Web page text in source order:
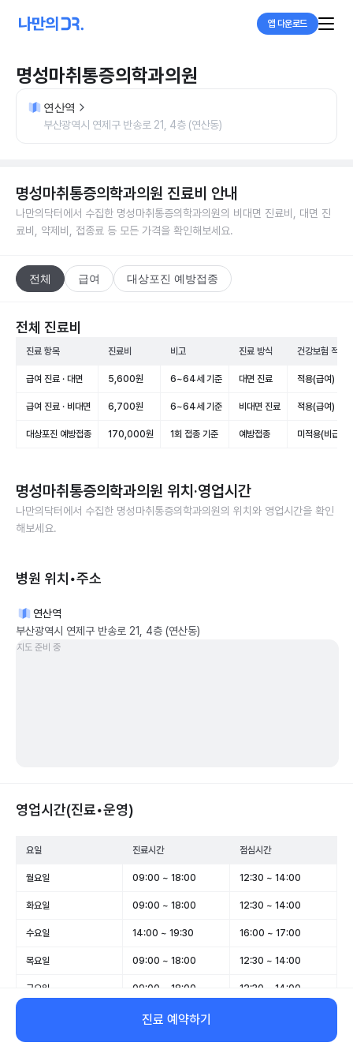
앱 다운로드
명성마취통증의학과의원
연산역
부산광역시 연제구 반송로 21, 4층 (연산동)
명성마취통증의학과의원 진료비 안내
나만의닥터에서 수집한 명성마취통증의학과의원의 비대면 진료비, 대면 진
료비, 약제비, 접종료 등 모든 가격을 확인해보세요.
전체 급여 대상포진 예방접종
전체 진료비
진료 항목 진료비 비고 진료 방식 건강보험 적용
급여 진료 · 대면 5,600원 6~64세 기준 대면 진료 적용(급여)
급여 진료 · 비대면 6,700원 6~64세 기준 비대면 진료 적용(급여)
대상포진 예방접종 170,000원 1회 접종 기준 예방접종 미적용(비급여)
명성마취통증의학과의원 위치·영업시간
나만의닥터에서 수집한 명성마취통증의학과의원의 위치와 영업시간을 확인
해보세요.
병원 위치•주소
연산역
부산광역시 연제구 반송로 21, 4층 (연산동)
지도 준비 중
영업시간(진료•운영)
요일 진료시간 점심시간
월요일 09:00 ~ 18:00 12:30 ~ 14:00
화요일 09:00 ~ 18:00 12:30 ~ 14:00
수요일 14:00 ~ 19:30 16:00 ~ 17:00
목요일 09:00 ~ 18:00 12:30 ~ 14:00
금요일 09:00 ~ 18:00 12:30 ~ 14:00
09:00 ~ 12:30
일요일 휴무 -
진료 예약하기